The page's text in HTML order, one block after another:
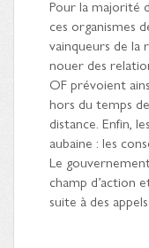
Pour la majorité
ces organismes
vainqueurs de
nouer des
OF prévoient
hors du temps
distance. Enfin,
aubaine : les
Le
champ d’action
suite à des